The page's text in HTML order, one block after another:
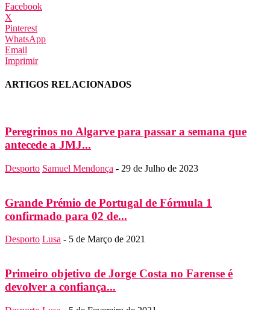
Facebook
X
Pinterest
WhatsApp
Email
Imprimir
ARTIGOS RELACIONADOS
Peregrinos no Algarve para passar a semana que
antecede a JMJ...
Desporto Samuel Mendonça - 29 de Julho de 2023
Grande Prémio de Portugal de Fórmula 1
confirmado para 02 de...
Desporto Lusa - 5 de Março de 2021
Primeiro objetivo de Jorge Costa no Farense é
devolver a confiança...